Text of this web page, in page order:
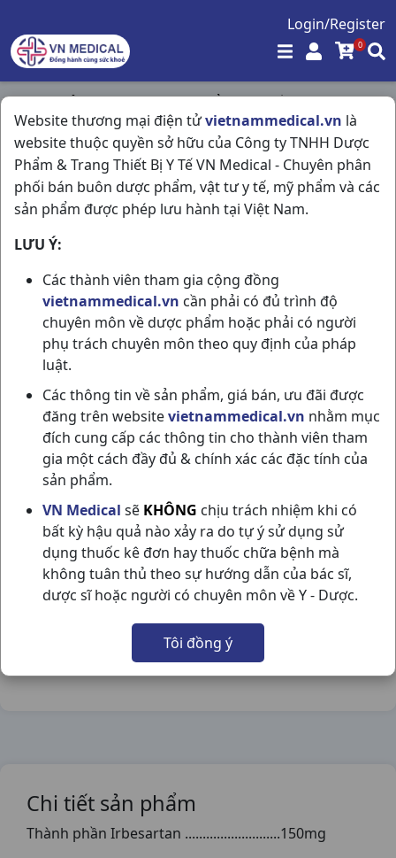
Login/Register
0
Website thương mại điện tửvietnammedical.vn là
website thuộc quyền sở hữu của Công ty TNHH Dược
Phẩm & Trang Thiết Bị Y Tế VN Medical - Chuyên phân
phối bán buôn dược phẩm, vật tư y tế, mỹ phẩm và các
sản phẩm được phép lưu hành tại Việt Nam.
LƯU Ý:
Các thành viên tham gia cộng đồng
vietnammedical.vn cần phải có đủ trình độ
chuyên môn về dược phẩm hoặc phải có người
phụ trách chuyên môn theo quy định của pháp
luật.
Các thông tin về sản phẩm, giá bán, ưu đãi được
đăng trên websitevietnammedical.vn nhằm mục
đích cung cấp các thông tin cho thành viên tham
gia một cách đầy đủ & chính xác các đặc tính của
sản phẩm.
VN Medical sẽ KHÔNG chịu trách nhiệm khi có
bất kỳ hậu quả nào xảy ra do tự ý sử dụng sử
dụng thuốc kê đơn hay thuốc chữa bệnh mà
không tuân thủ theo sự hướng dẫn của bác sĩ,
dược sĩ hoặc người có chuyên môn về Y - Dược.
Tôi đồng ý
Trang chủ / Tim Mạch - Lợi Tiểu- Nội Tiết /
Irbesartan 150mg H28v Domesco
IRBESARTAN 150MG H28V DOMESCO
NSX:Domesco
Nhóm hàng:Tim Mạch - Lợi Tiểu- Nội Tiết,
Chia sẻ qua mạng xã hội:
Chi tiết sản phẩm
Thành phần Irbesartan ...........................150mg